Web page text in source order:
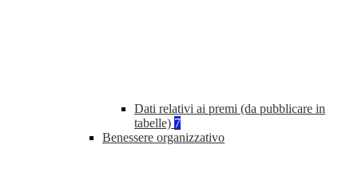
Dati relativi ai premi (da pubblicare in
tabelle) 7
Benessere organizzativo